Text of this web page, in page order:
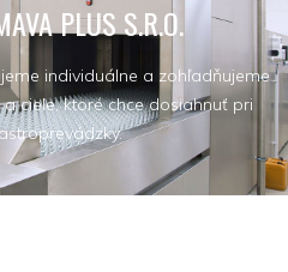
PLUS S.R.O.
individuálne a zohľadňujeme
ciele, ktoré chce dosiahnuť pri